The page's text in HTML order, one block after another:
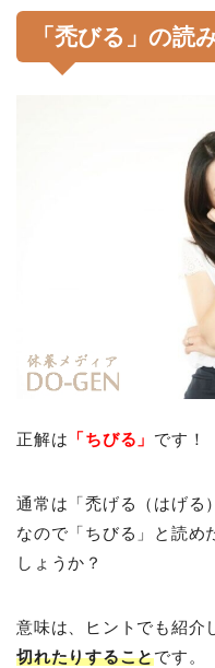
「禿びる」の読
正解は 「ちびる」 です！
通常は「禿げる（はげる
なので「ちびる」と読め
しょうか？
意味は、ヒントでも紹介
切れたりすることです。